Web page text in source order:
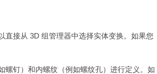
直接从 3D 组管理器中选择实体变换。如果您
螺钉）和内螺纹（例如螺纹孔）进行定义。如